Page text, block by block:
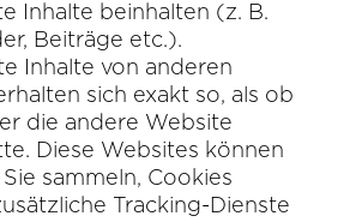
Inhalte beinhalten (z. B.
Beiträge etc.).
Inhalte von anderen
sich exakt so, als ob
die andere Website
Diese Websites können
sammeln, Cookies
Tracking-Dienste